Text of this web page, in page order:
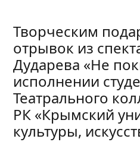
Творческим
отрывок из
Дударева «Не
исполнении
Театрального
РК «Крымский
культуры,